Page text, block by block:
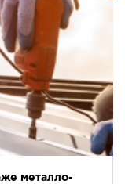
металло-